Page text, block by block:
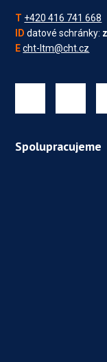
T +420 416 741 668
ID datové schránky:
E cht-ltm@cht.cz
Spolupracujeme